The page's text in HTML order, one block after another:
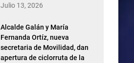
Julio 13, 2026
Alcalde Galán y María
Fernanda Ortíz, nueva
secretaria de Movilidad, dan
apertura de ciclorruta de la